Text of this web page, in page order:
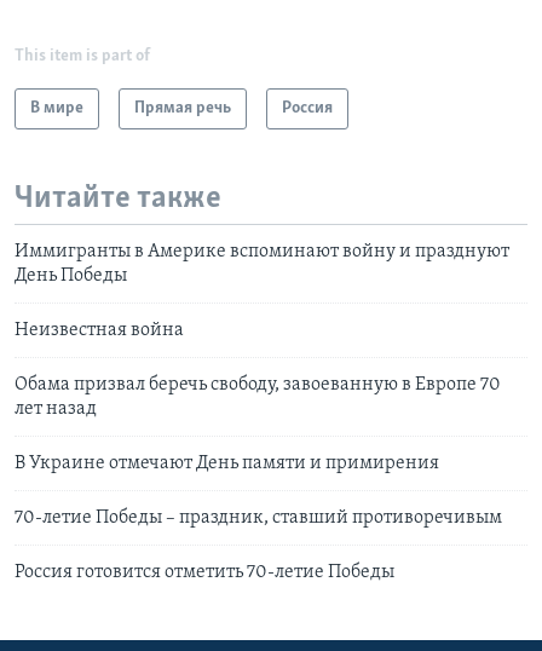
This item is part of
В мире Прямая речь Россия
Читайте также
Иммигранты в Америке вспоминают войну и празднуют
День Победы
Неизвестная война
Обама призвал беречь свободу, завоеванную в Европе 70
лет назад
В Украине отмечают День памяти и примирения
70-летие Победы – праздник, ставший противоречивым
Россия готовится отметить 70-летие Победы